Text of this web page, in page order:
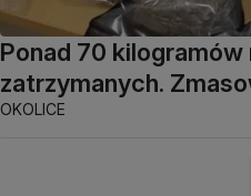
Ponad 70
zatrzymanych.
OKOLICE